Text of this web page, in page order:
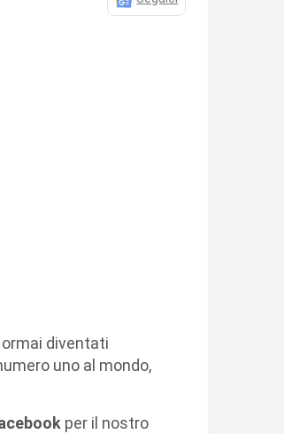
diventati
uno al mondo,
per il nostro